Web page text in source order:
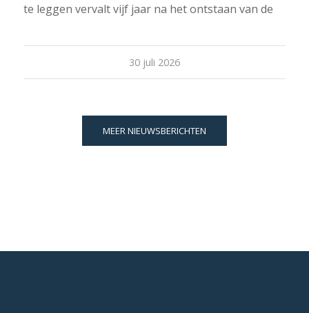
te leggen vervalt vijf jaar na het ontstaan van de
30 juli 2026
MEER NIEUWSBERICHTEN